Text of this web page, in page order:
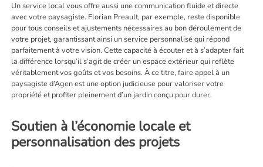
Un service local vous offre aussi une communication fluide et directe
avec votre paysagiste. Florian Preault, par exemple, reste disponible
pour tous conseils et ajustements nécessaires au bon déroulement de
votre projet, garantissant ainsi un service personnalisé qui répond
parfaitement à votre vision. Cette capacité à écouter et à s’adapter fait
la différence lorsqu’il s’agit de créer un espace extérieur qui reflète
véritablement vos goûts et vos besoins. À ce titre, faire appel à un
paysagiste d’Agen est une option judicieuse pour valoriser votre
propriété et profiter pleinement d’un jardin conçu pour durer.
Soutien à l’économie locale et
personnalisation des projets